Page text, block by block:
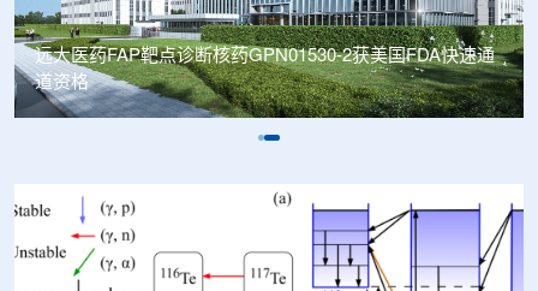
远大医药FAP靶点诊断核药GPN01530-2获美国FDA快速通
道资格